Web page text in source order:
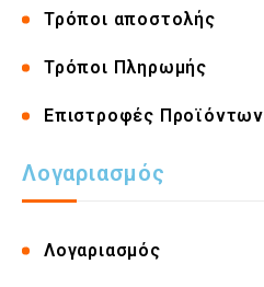
Τρόποι αποστολής
Τρόποι Πληρωμής
Επιστροφές Προϊόντων
Λογαριασμός
Λογαριασμός